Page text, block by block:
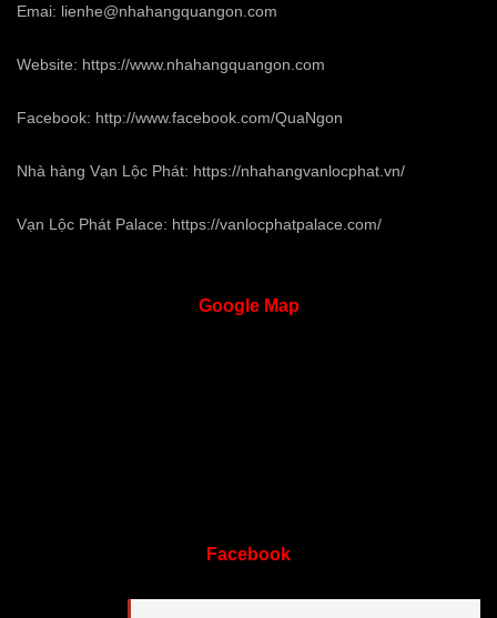
Emai: lienhe@nhahangquangon.com
Website: https://www.nhahangquangon.com
Facebook: http://www.facebook.com/QuaNgon
Nhà hàng Vạn Lộc Phát: https://nhahangvanlocphat.vn/
Vạn Lộc Phát Palace: https://vanlocphatpalace.com/
GoogleMap
Facebook